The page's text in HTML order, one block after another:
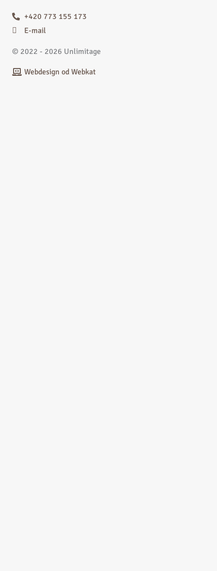
+420 773 155 173
E-mail
© 2022 - 2026 Unlimitage
Webdesign od Webkat